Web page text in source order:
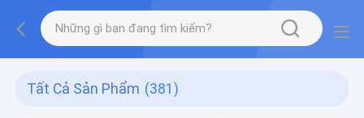
Tất Cả Sản Phẩm (381)